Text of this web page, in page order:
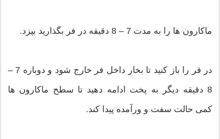
ماکارون ها را به مدت 7 – 8 دقیقه در فر بگذارید بپزد.
در فر را باز کنید تا بخار داخل فر خارج شود و دوباره 7 –
8 دقیقه دیگر به پخت ادامه دهید تا سطح ماکارون ها
کمی حالت سفت و ورآمده پیدا کند.